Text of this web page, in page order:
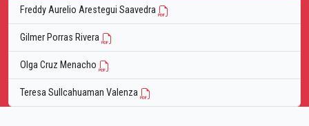
Freddy Aurelio Arestegui Saavedra
Gilmer Porras Rivera
Olga Cruz Menacho
Teresa Sullcahuaman Valenza